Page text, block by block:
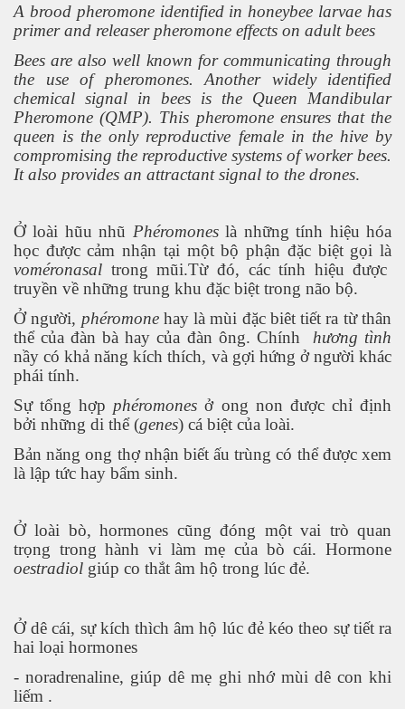
A brood pheromone identified in honeybee larvae has
primer and releaser pheromone effects on adult bees
Bees are also well known for communicating through
the use of pheromones. Another widely identified
chemical signal in bees is the Queen Mandibular
Pheromone (QMP). This pheromone ensures that the
queen is the only reproductive female in the hive by
compromising the reproductive systems of worker bees.
It also provides an attractant signal to the drones.
Ở loài hũu nhũ Phéromoneslà những tính hiệu hóa
học được cảm nhận tại một bộ phận đặc biệt gọi là
voméronasal trong mũi.Từ đó, các tính hiệu được
truyền về những trung khu đặc biệt trong não bộ.
Ở người, phéromonehay là mùi đặc biêt tiết ra từ thân
thể của đàn bà hay của đàn ông. Chính
hương tình
nầy có khả năng kích thích, và gợi hứng ở người khác
phái tính.
Sự tổng hợp phéromones ở ong non được chỉ định
bởi những di thể (genes) cá biệt của loài.
Bản năng ong thợ nhận biết ấu trùng có thể được xem
là lập tức hay bẩm sinh.
Ở loài bò, hormones cũng đóng một vai trò quan
trọng trong hành vi làm mẹ của bò cái. Hormone
oestradiol giúp co thắt âm hộ trong lúc đẻ.
Ở dê cái, sự kích thìch âm hộ lúc đẻ kéo theo sự tiết ra
hai loại hormones
- noradrenaline, giúp dê mẹ ghi nhớ mùi dê con khi
liếm .